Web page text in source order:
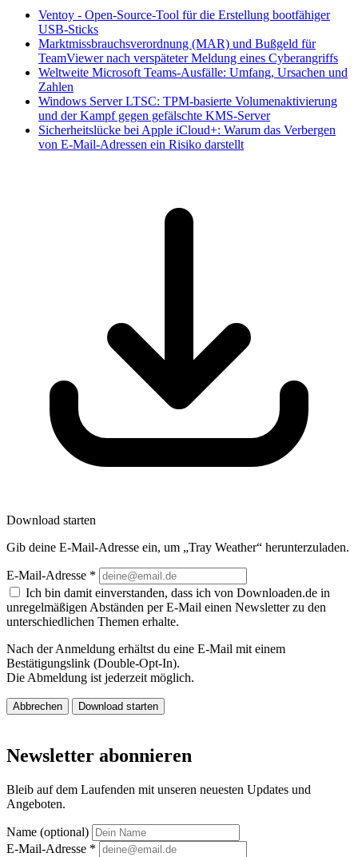
Ventoy - Open-Source-Tool für die Erstellung bootfähiger
USB-Sticks
Marktmissbrauchsverordnung (MAR) und Bußgeld für
TeamViewer nach verspäteter Meldung eines Cyberangriffs
Weltweite Microsoft Teams-Ausfälle: Umfang, Ursachen und
Zahlen
Windows Server LTSC: TPM-basierte Volumenaktivierung
und der Kampf gegen gefälschte KMS-Server
Sicherheitslücke bei Apple iCloud+: Warum das Verbergen
von E-Mail-Adressen ein Risiko darstellt
Download starten
Gib deine E-Mail-Adresse ein, um „Tray Weather“ herunterzuladen.
E-Mail-Adresse *
Ich bin damit einverstanden, dass ich von Downloaden.de in
unregelmäßigen Abständen per E-Mail einen Newsletter zu den
unterschiedlichen Themen erhalte.
Nach der Anmeldung erhältst du eine E-Mail mit einem
Bestätigungslink (Double-Opt-In).
Die Abmeldung ist jederzeit möglich.
Abbrechen Download starten
Newsletter abonnieren
Bleib auf dem Laufenden mit unseren neuesten Updates und
Angeboten.
Name (optional)
E-Mail-Adresse *